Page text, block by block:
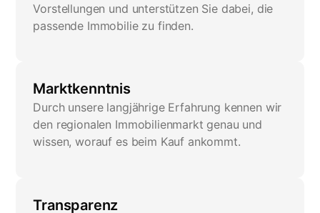
Vorstellungen und unterstützen Sie dabei, die
passende Immobilie zu finden.
Marktkenntnis
Durch unsere langjährige Erfahrung kennen wir
den regionalen Immobilienmarkt genau und
wissen, worauf es beim Kauf ankommt.
Transparenz